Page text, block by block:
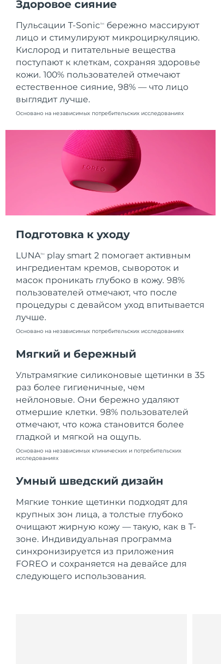
Здоровое сияние
Пульсации T-SonicTM
бережно массируют
лицо и стимулируют микроциркуляцию.
Кислород и питательные вещества
поступают к клеткам, сохраняя здоровье
кожи. 100% пользователей отмечают
естественное сияние, 98% — что лицо
выглядит лучше.
Основано на независимых потребительских исследованиях
Подготовка к уходу
LUNATM
play smart 2 помогает активным
ингредиентам кремов, сывороток и
масок проникать глубоко в кожу. 98%
пользователей отмечают, что после
процедуры с девайсом уход впитывается
лучше.
Основано на независимых потребительских исследованиях
Мягкий и бережный
Ультрамягкие силиконовые щетинки в 35
раз более гигиеничные, чем
нейлоновые. Они бережно удаляют
отмершие клетки. 98% пользователей
отмечают, что кожа становится более
гладкой и мягкой на ощупь.
Основано на независимых клинических и потребительских
исследованиях
Умный шведский дизайн
Мягкие тонкие щетинки подходят для
крупных зон лица, а толстые глубоко
очищают жирную кожу — такую, как в Т-
зоне. Индивидуальная программа
синхронизируется из приложения
FOREO и сохраняется на девайсе для
следующего использования.
Нидерланды
Ожидаемая дата доставки
09.08.2026
Новая Зеландия
Ожидаемая дата доставки
09.08.2026
Норвегия
Ожидаемая дата доставки
09.08.2026
Оман
Ожидаемая дата доставки
Филиппины
Ожидаемая дата доставки
Ожидаемая дата доставки
Ожидаемая дата доставки
09.08.2026
Пуэрто-Рико
Ожидаемая дата доставки
Катар
Ожидаемая дата доставки
10.08.2026
Реюньон
Ожидаемая дата доставки
Румыния
09.08.2026
Россия
Ожидаемая дата доставки
Саудовская Аравия
Ожидаемая дата доставки
Сингапур
Ожидаемая дата доставки
11.08.2026
Словакия
Ожидаемая дата доставки
Южно-Африканская
Ожидаемая дата доставки
17.08.2026
Республика Корея
Ожидаемая дата доставки
Испания
Ожидаемая дата доставки
09.08.2026